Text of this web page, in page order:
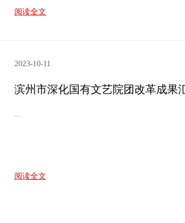
阅读全文
2023-10-11
阅读全文